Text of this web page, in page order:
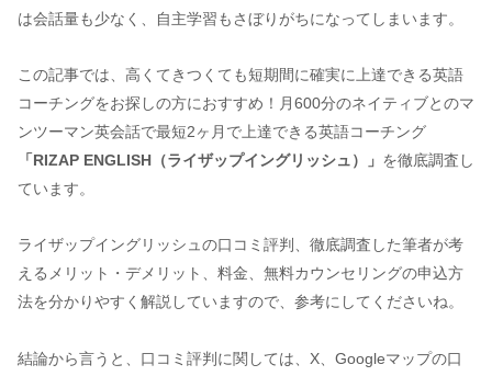
は会話量も少なく、自主学習もさぼりがちになってしまいます。
この記事では、高くてきつくても短期間に確実に上達できる英語
コーチングをお探しの方におすすめ！月600分のネイティブとのマ
ンツーマン英会話で最短2ヶ月で上達できる英語コーチング
「RIZAP ENGLISH（ライザップイングリッシュ）」 を徹底調査し
ています。
ライザップイングリッシュの口コミ評判、徹底調査した筆者が考
えるメリット・デメリット、料金、無料カウンセリングの申込方
法を分かりやすく解説していますので、参考にしてくださいね。
結論から言うと、口コミ評判に関しては、X、Googleマップの口